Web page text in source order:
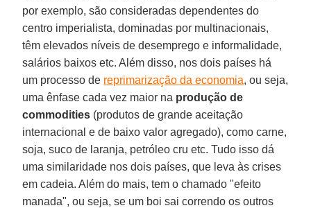
por exemplo, são consideradas dependentes do
centro imperialista, dominadas por multinacionais,
têm elevados níveis de desemprego e informalidade,
salários baixos etc. Além disso, nos dois países há
um processo de reprimarização da economia, ou seja,
uma ênfase cada vez maior na produção de
commodities (produtos de grande aceitação
internacional e de baixo valor agregado), como carne,
soja, suco de laranja, petróleo cru etc. Tudo isso dá
uma similaridade nos dois países, que leva às crises
em cadeia. Além do mais, tem o chamado "efeito
manada", ou seja, se um boi sai correndo os outros